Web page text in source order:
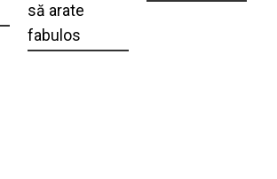
să arate
fabulos